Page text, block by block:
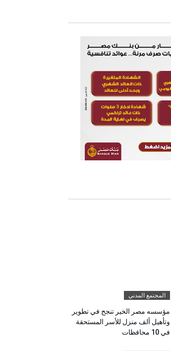
المجتمع المدني
مؤسسه مصر الخير تنجح في تطوير
وتأهيل ألف منزل للأسر المستحقة
في 10 محافظات